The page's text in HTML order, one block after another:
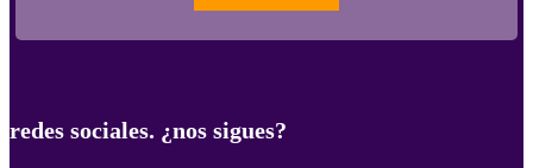
redes sociales. ¿nos sigues?